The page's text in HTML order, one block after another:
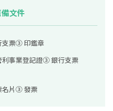
文件
票③ 印鑑章
事業登記證③ 銀行支票
片③ 發票